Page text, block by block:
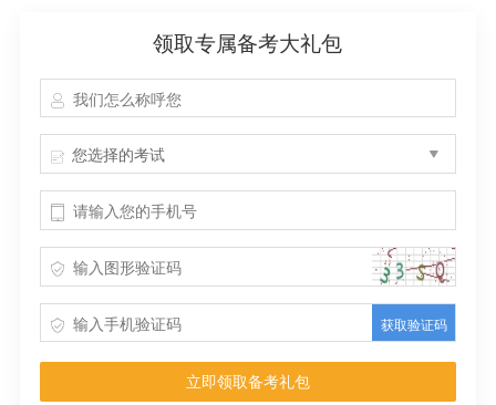
领取专属备考大礼包
您选择的考试
获取验证码
立即领取备考礼包